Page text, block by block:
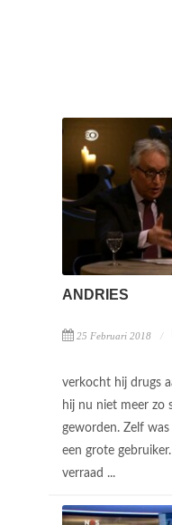
ANDRIES
25 Februari 2018
verkocht hij drugs
hij nu niet meer zo
geworden. Zelf
een grote
verraad ...